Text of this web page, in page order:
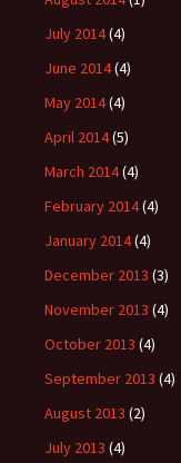
July 2014(4)
June 2014(4)
May 2014(4)
April 2014(5)
March 2014(4)
February 2014(4)
January 2014(4)
December 2013 (3)
November 2013 (4)
October 2013 (4)
September 2013 (4)
August 2013 (2)
July 2013 (4)